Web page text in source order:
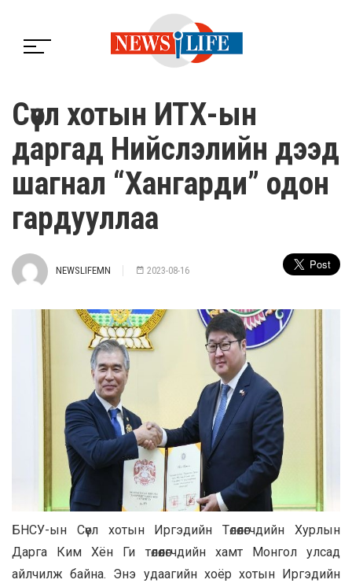
Сөүл хотын ИТХ-ын
даргад Нийслэлийн дээд
шагнал “Хангарди” одон
гардууллаа
NEWSLIFEMN 2023-08-16
БНСУ-ын Сөүл хотын Иргэдийн Төлөөлөгчдийн Хурлын
Дарга Ким Хён Ги төлөөлөгчдийн хамт Монгол улсад
айлчилж байна. Энэ удаагийн хоёр хотын Иргэдийн